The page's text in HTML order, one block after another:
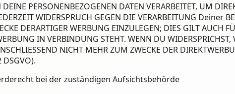
DEINE PERSONENBEZOGENEN DATEN VERARBEITET, UM
WIDERSPRUCH GEGEN DIE VERARBEITUNG Deiner
DERARTIGER WERBUNG EINZULEGEN; DIES GILT AUCH
IN VERBINDUNG STEHT. WENN DU
NICHT MEHR ZUM ZWECKE DER
DSGVO).
bei der zuständigen Aufsichts­behörde